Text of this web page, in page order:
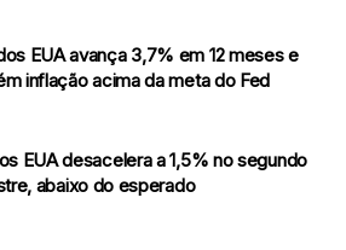
EUA avança 3,7% em 12 meses e
inflação acima da meta do Fed
EUA desacelera a 1,5% no segundo
abaixo do esperado